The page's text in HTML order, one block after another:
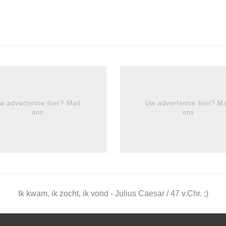
advertentie hier? Mail
ons
Uw advertentie hier?
ons
Ik kwam, ik zocht, ik vond - Julius Caesar / 47 v.Chr. ;)